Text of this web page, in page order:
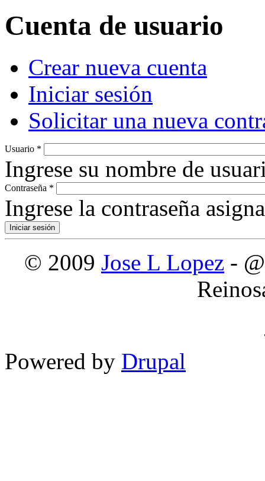
Cuenta de usuario
Primary tabs
Crear nueva cuenta
Iniciar sesión
Solicitar una nueva
Usuario *
Ingrese su nombre de
Contraseña *
Ingrese la contraseña
© 2009 Jose L Lopez -
Powered by Drupal